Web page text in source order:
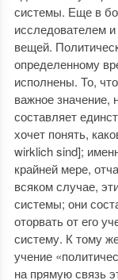
системы. Еще в
исследователем
вещей.
определенному
исполнены. То,
важное значение,
составляет
хочет понять,
wirklich sind];
крайней мере,
всяком случае,
системы; они
оторвать от его
систему. К тому
учение
на прямую связь